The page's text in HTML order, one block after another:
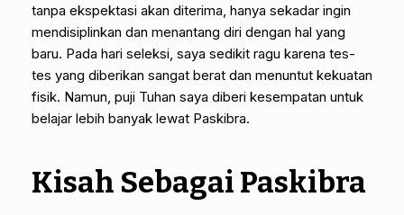
tanpa ekspektasi akan diterima, hanya sekadar ingin
mendisiplinkan dan menantang diri dengan hal yang
baru. Pada hari seleksi, saya sedikit ragu karena tes-
tes yang diberikan sangat berat dan menuntut kekuatan
fisik. Namun, puji Tuhan saya diberi kesempatan untuk
belajar lebih banyak lewat Paskibra.
Kisah Sebagai Paskibra